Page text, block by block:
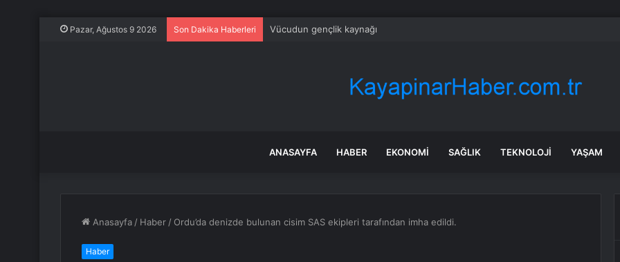
Pazar, Ağustos 9 2026 Son Dakika Haberleri Vücudun gençlik kaynağı
ANASAYFA HABER EKONOMI SAĞLIK TEKNOLOJI YAŞAM
Anasayfa / Haber / Ordu’da denizde bulunan cisim SAS ekipleri tarafından imha edildi.
Haber